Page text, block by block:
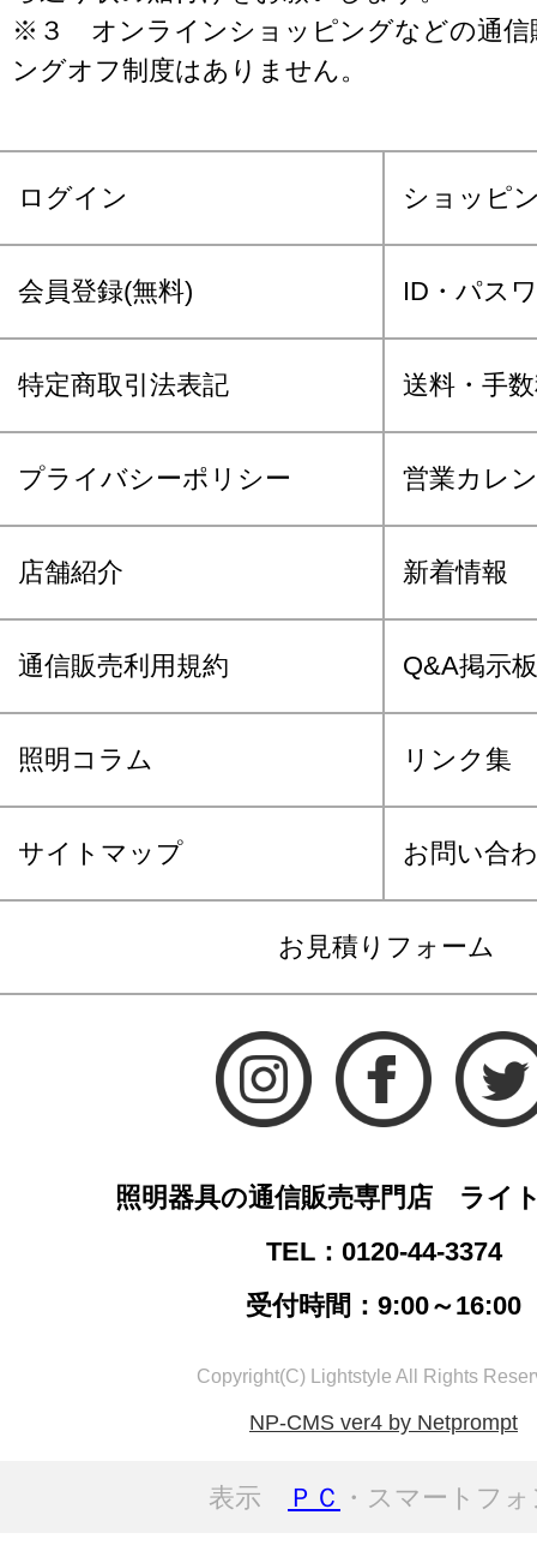
※３ オンラインショッピングなどの通信
ングオフ制度はありません。
ログイン ショッピ
会員登録(無料) ID・パス
特定商取引法表記 送料・手
プライバシーポリシー 営業カレ
店舗紹介 新着情報
通信販売利用規約 Q&A掲示板
照明コラム リンク集
サイトマップ お問い合
お見積りフォーム
照明器具の通信販売専門店 ライ
TEL：0120-44-3374
受付時間：9:00～16:00
Copyright(C) Lightstyle All Rights
NP-CMS ver4 by Netprompt
表示 ＰＣ ・スマートフ